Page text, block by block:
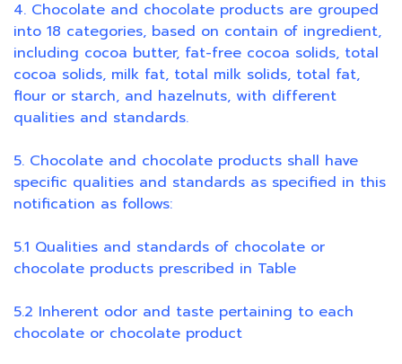
4. Chocolate and chocolate products are grouped
into 18 categories, based on contain of ingredient,
including cocoa butter, fat-free cocoa solids, total
cocoa solids, milk fat, total milk solids, total fat,
flour or starch, and hazelnuts, with different
qualities and standards.
5. Chocolate and chocolate products shall have
specific qualities and standards as specified in this
notification as follows:
5.1 Qualities and standards of chocolate or
chocolate products prescribed in Table
5.2 Inherent odor and taste pertaining to each
chocolate or chocolate product